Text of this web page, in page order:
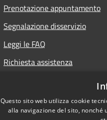
Prenotazione appuntamento
Segnalazione disservizio
Leggi le FAQ
Richiesta assistenza
Questo sito web utilizza cookie
alla navigazione del sito,